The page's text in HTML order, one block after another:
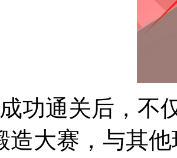
功通关后，不
造大赛，与其